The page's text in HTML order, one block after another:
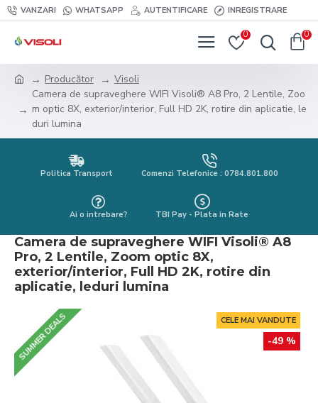
VANZARI WHATSAPP AUTENTIFICARE INREGISTRARE
0 0
Producător
Visoli
Camera de supraveghere WIFI Visoli® A8 Pro, 2 Lentile, Zoo
m optic 8X, exterior/interior, Full HD 2K, rotire din aplicatie, le
duri lumina
Politica Transport Comenzi Telefonice : 0784.801.800
Ai o intrebare? TBI Pay - Plata in Rate
Camera de supraveghere WIFI Visoli® A8
Pro, 2 Lentile, Zoom optic 8X,
exterior/interior, Full HD 2K, rotire din
aplicatie, leduri lumina
CELE MAI VANDUTE
SUMMER DEALS -49 %